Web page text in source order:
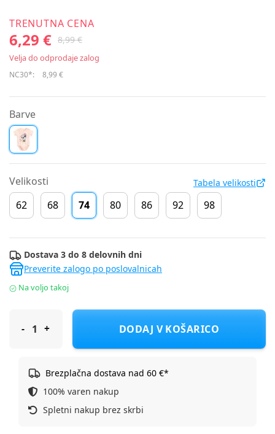
TRENUTNA CENA
6,29 € 8,99 €
Velja do odprodaje zalog
NC30*: 8,99 €
Barve
Velikosti Tabela velikosti
62 68 74 80 86 92 98
Dostava 3 do 8 delovnih dni
Preverite zalogo po poslovalnicah
Na voljo takoj
Cool Club zg. deli bodi KR LCG3002180 MINNIE MOUSE D Roza
DODAJ V KOŠARICO
Brezplačna dostava nad 60 €*
100% varen nakup
Spletni nakup brez skrbi